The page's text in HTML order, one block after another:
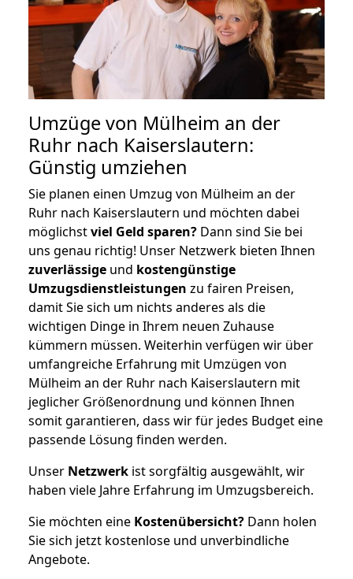
Umzüge von Mülheim an der
Ruhr nach Kaiserslautern:
Günstig umziehen
Sie planen einen Umzug von Mülheim an der
Ruhr nach Kaiserslautern und möchten dabei
möglichstviel Geld sparen? Dann sind Sie bei
uns genau richtig! Unser Netzwerk bieten Ihnen
zuverlässige und kostengünstige
Umzugsdienstleistungen zu fairen Preisen,
damit Sie sich um nichts anderes als die
wichtigen Dinge in Ihrem neuen Zuhause
kümmern müssen. Weiterhin verfügen wir über
umfangreiche Erfahrung mit Umzügen von
Mülheim an der Ruhr nach Kaiserslautern mit
jeglicher Größenordnung und können Ihnen
somit garantieren, dass wir für jedes Budget eine
passende Lösung finden werden.
Unser Netzwerk ist sorgfältig ausgewählt, wir
haben viele Jahre Erfahrung im Umzugsbereich.
Sie möchten eine Kostenübersicht? Dann holen
Sie sich jetzt kostenlose und unverbindliche
Angebote.